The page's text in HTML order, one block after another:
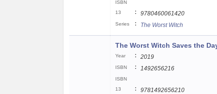
ISBN
13
: 9780460061420
Series : The Worst Witch
The Worst Witch Saves the
Year : 2019
ISBN : 1492656216
ISBN
13
: 9781492656210